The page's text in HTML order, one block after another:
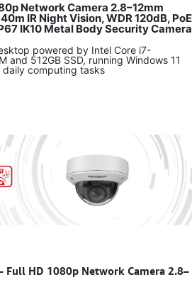
Network Camera 2.8–12mm
IR Night Vision, WDR 120dB, PoE
IK10 Metal Body Security Camera
powered by Intel Core i7-
and 512GB SSD, running Windows 11
computing tasks.
Full HD 1080p Network Camera 2.8–